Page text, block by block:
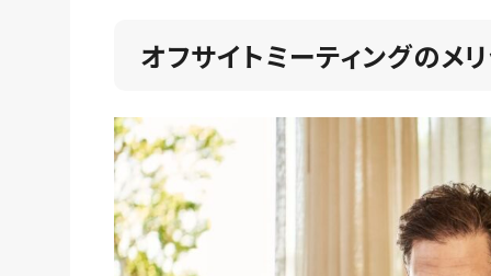
オフサイトミーティングのメ